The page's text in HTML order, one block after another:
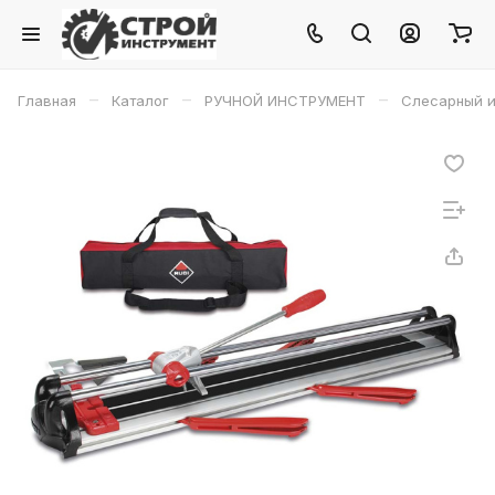
Главная – Каталог – РУЧНОЙ ИНСТРУМЕНТ – Слесарный